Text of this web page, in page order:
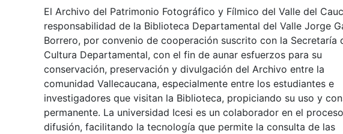
El Archivo del Patrimonio Fotográfico y Fílmico del Valle del
responsabilidad de la Biblioteca Departamental del Valle Jorge
Borrero, por convenio de cooperación suscrito con la Secretaría
Cultura Departamental, con el fin de aunar esfuerzos para su
conservación, preservación y divulgación del Archivo entre la
comunidad Vallecaucana, especialmente entre los estudiantes e
investigadores que visitan la Biblioteca, propiciando su uso y
permanente. La universidad Icesi es un colaborador en el
difusión, facilitando la tecnología que permite la consulta de las